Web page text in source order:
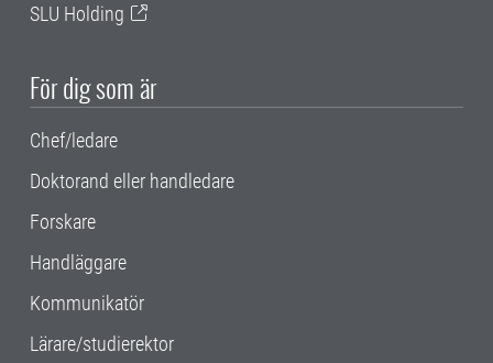
SLU Holding
För dig som är
Chef/ledare
Doktorand eller handledare
Forskare
Handläggare
Kommunikatör
Lärare/studierektor